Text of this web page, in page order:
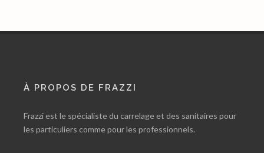
À PROPOS DE FRAZZI
Frazzi est le spécialiste du carrelage et des sanitaires pour
les particuliers comme pour les professionnels.